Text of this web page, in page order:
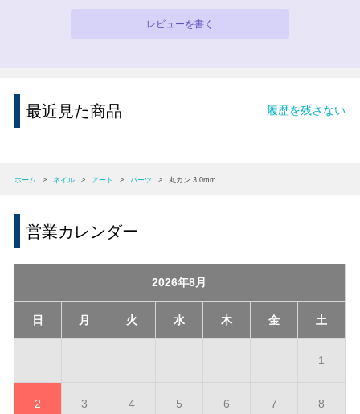
レビューを書く
最近見た商品 履歴を残さない
ホーム > ネイル > アート > パーツ > 丸カン 3.0mm
営業カレンダー
2026年8月
日 月 火 水 木 金 土
1
2 3 4 5 6 7 8